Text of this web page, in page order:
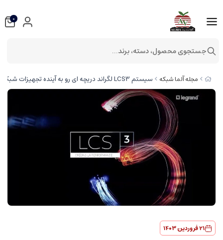
مجله آلما شبکه سیستم LCS3 لگراند دریچه ای رو به آینده تجهیزات شبکه
21 فروردین 1403
0
جستجوی محصول، دسته، برند...